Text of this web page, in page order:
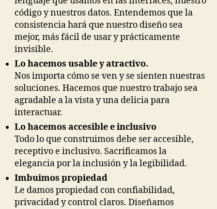
código y nuestros datos. Entendemos que la
consistencia hará que nuestro diseño sea
mejor, más fácil de usar y prácticamente
invisible.
Lo hacemos usable y atractivo.
Nos importa cómo se ven y se sienten nuestras
soluciones. Hacemos que nuestro trabajo sea
agradable a la vista y una delicia para
interactuar.
Lo hacemos accesible e inclusivo
Todo lo que construimos debe ser accesible,
receptivo e inclusivo. Sacrificamos la
elegancia por la inclusión y la legibilidad.
Imbuimos propiedad
Le damos propiedad con confiabilidad,
privacidad y control claros. Diseñamos